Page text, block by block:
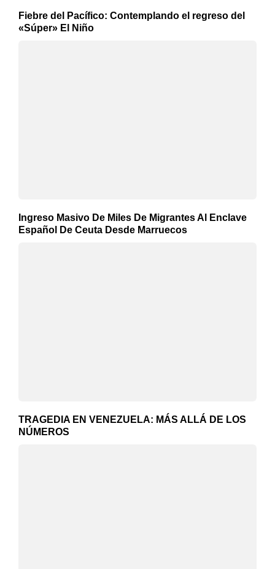
Fiebre del Pacífico: Contemplando el regreso del
«Súper» El Niño
Ingreso Masivo De Miles De Migrantes Al Enclave
Español De Ceuta Desde Marruecos
TRAGEDIA EN VENEZUELA: MÁS ALLÁ DE LOS
NÚMEROS